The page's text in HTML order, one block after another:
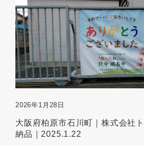
2026年1月28日
大阪府柏原市石川町｜株式会社
納品｜2025.1.22